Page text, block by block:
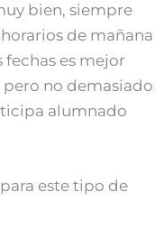
bien, siempre
de mañana
fechas es mejor
no demasiado
alumnado
este tipo de